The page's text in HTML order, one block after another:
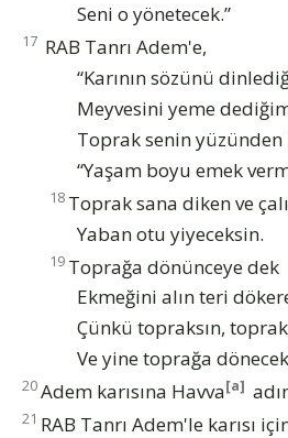
Seni o yönetecek.”
17 RAB Tanrı Adem'e,
“Karının sözünü
Meyvesini yeme
Toprak senin
“Yaşam boyu emek
18 Toprak sana diken ve
Yaban otu yiyeceksin.
19 Toprağa dönünceye dek
Ekmeğini alın teri
Çünkü topraksın,
Ve yine toprağa
20Adem karısına Havva[a]
21 RAB Tanrı Adem'le karısı